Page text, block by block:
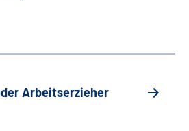
Arbeitserzieher